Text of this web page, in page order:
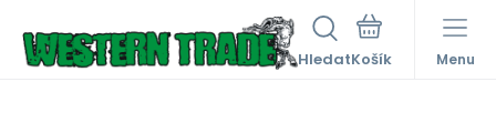
Hledat Menu